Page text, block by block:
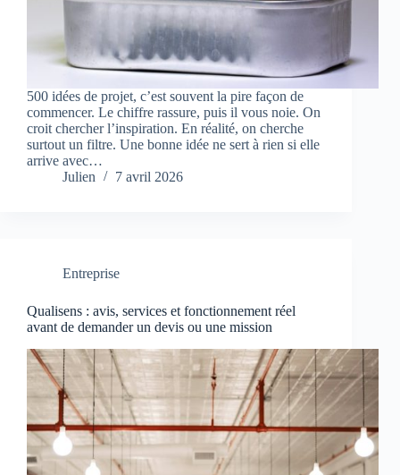
500 idées de projet, c’est souvent la pire façon de
commencer. Le chiffre rassure, puis il vous noie. On
croit chercher l’inspiration. En réalité, on cherche
surtout un filtre. Une bonne idée ne sert à rien si elle
arrive avec…
Julien
7 avril 2026
Entreprise
Qualisens : avis, services et fonctionnement réel
avant de demander un devis ou une mission